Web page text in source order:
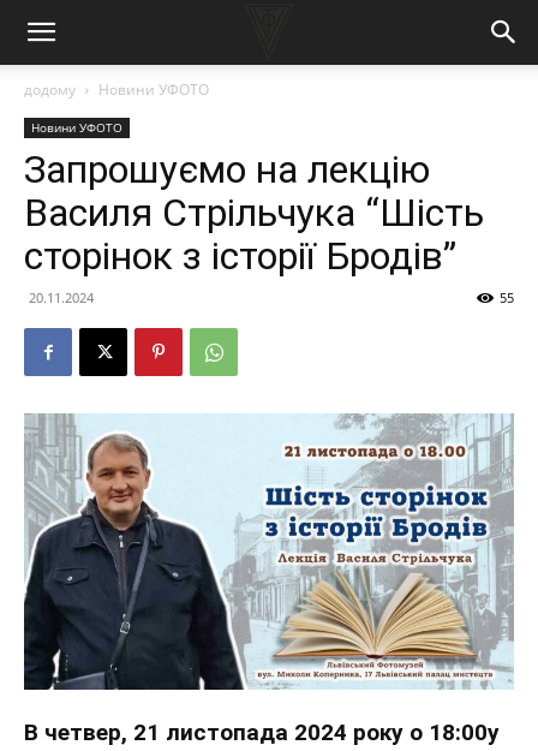
додому Новини УФОТО
Новини УФОТО
Запрошуємо на лекцію
Василя Стрільчука “Шість
сторінок з історії Бродів”
20.11.2024 55
В четвер, 21 листопада 2024 року о 18:00у